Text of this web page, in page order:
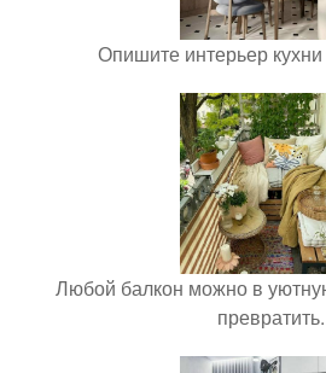
Опишите интерьер
Любой балкон можно в
превратить.